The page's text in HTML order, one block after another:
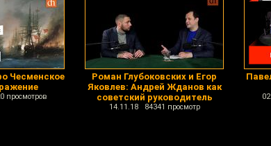
Чесменское
просмотров
Роман Глубоковских и Егор
Яковлев: Андрей Жданов как
советский руководитель
14.11.18 84341 просмотр